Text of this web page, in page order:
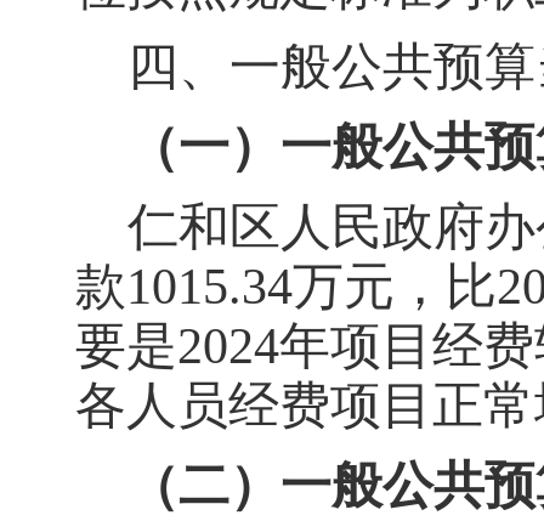
四、一般公共预
（一）一般公共
仁和区人民政府
款1015.34万元，比
要是2024年项目经
各人员经费项目正
（二）一般公共